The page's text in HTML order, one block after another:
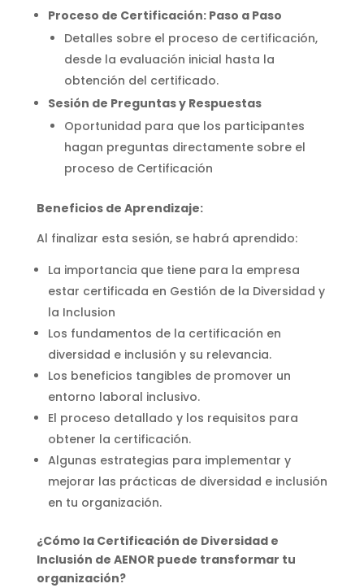
Proceso de Certificación: Paso a Paso
Detalles sobre el proceso de certificación,
desde la evaluación inicial hasta la
obtención del certificado.
Sesión de Preguntas y Respuestas
Oportunidad para que los participantes
hagan preguntas directamente sobre el
proceso de Certificación
Beneficios de Aprendizaje:
Al finalizar esta sesión, se habrá aprendido:
La importancia que tiene para la empresa
estar certificada en Gestión de la Diversidad y
la Inclusion
Los fundamentos de la certificación en
diversidad e inclusión y su relevancia.
Los beneficios tangibles de promover un
entorno laboral inclusivo.
El proceso detallado y los requisitos para
obtener la certificación.
Algunas estrategias para implementar y
mejorar las prácticas de diversidad e inclusión
en tu organización.
¿Cómo la Certificación de Diversidad e
Inclusión de AENOR puede transformar tu
organización?